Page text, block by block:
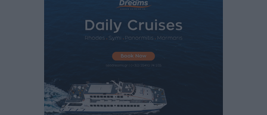
πριν 53 λεπτά
του ΕΣΥ φέρνει τις επεμβάσεις κοντά στους νησιώτες
Οι χειροπέδες στην Πάρο έδεσαν τα χέρια όλης της